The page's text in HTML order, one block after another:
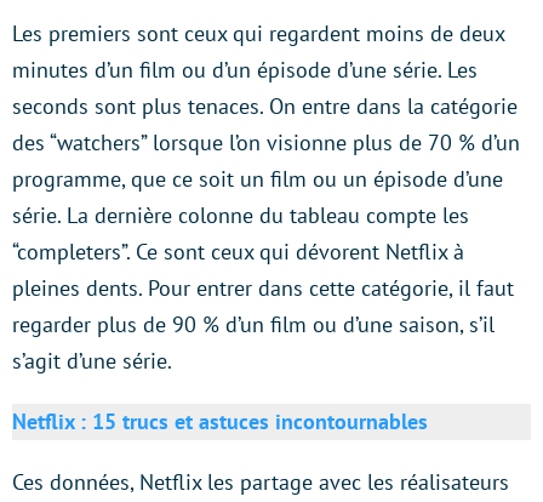
Les premiers sont ceux qui regardent moins de deux
minutes d’un film ou d’un épisode d’une série. Les
seconds sont plus tenaces. On entre dans la catégorie
des “watchers” lorsque l’on visionne plus de 70 % d’un
programme, que ce soit un film ou un épisode d’une
série. La dernière colonne du tableau compte les
“completers”. Ce sont ceux qui dévorent Netflix à
pleines dents. Pour entrer dans cette catégorie, il faut
regarder plus de 90 % d’un film ou d’une saison, s’il
s’agit d’une série.
Netflix : 15 trucs et astuces incontournables
Ces données, Netflix les partage avec les réalisateurs